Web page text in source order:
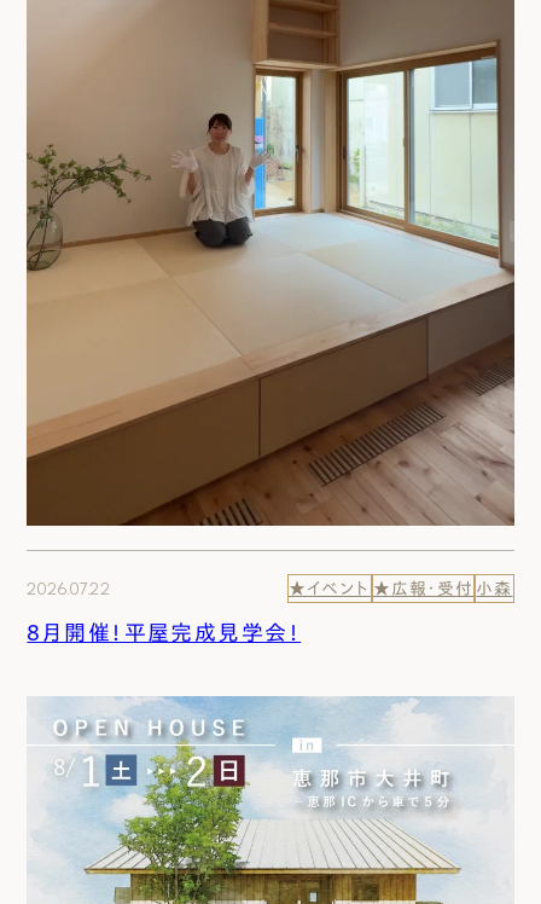
2026.07.22 ★イベント ★広報・受付 小森
8月開催！平屋完成見学会！